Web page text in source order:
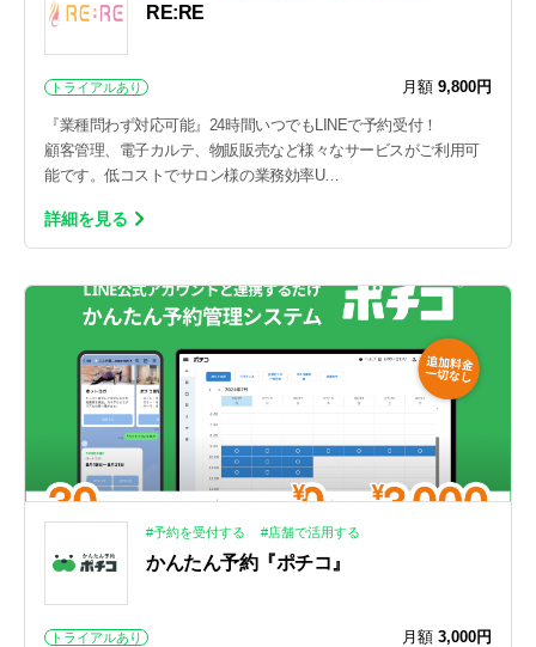
RE:RE
トライアルあり 月額 9,800円
『業種問わず対応可能』24時間いつでもLINEで予約受付！
顧客管理、電子カルテ、物販販売など様々なサービスがご利用可
能です。低コストでサロン様の業務効率U…
詳細を見る
#予約を受付する #店舗で活用する
かんたん予約『ポチコ』
トライアルあり 月額 3,000円